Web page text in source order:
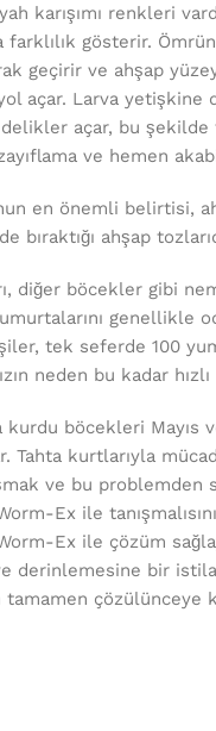
karışımı renkleri
farklılık gösterir.
geçirir ve ahşap
açar. Larva yetişkine
açar, bu şekilde
ve hemen
en önemli belirtisi,
bıraktığı ahşap
diğer böcekler gibi
genellikle
tek seferde 100
neden bu kadar hızlı
böcekleri Mayıs
Tahta kurtlarıyla
ve bu problemden
Ex ile
Ex ile çözüm
derinlemesine bir
çözülünceye